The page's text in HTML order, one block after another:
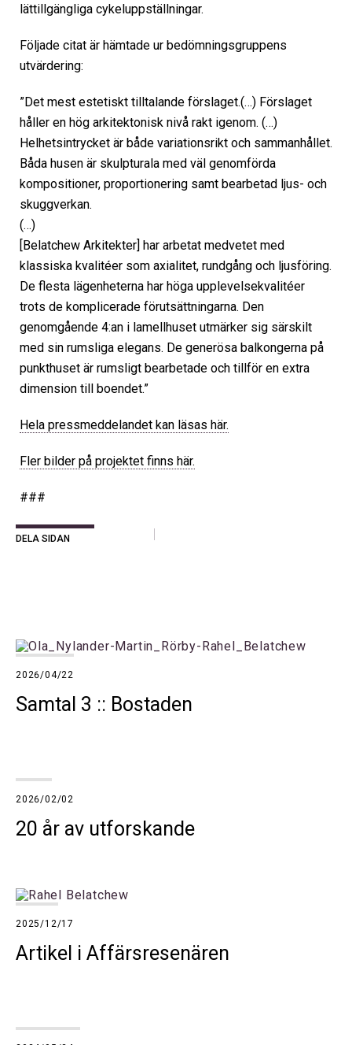
lättillgängliga cykeluppställningar.
Följade citat är hämtade ur bedömningsgruppens
utvärdering:
”Det mest estetiskt tilltalande förslaget.(…) Förslaget
håller en hög arkitektonisk nivå rakt igenom. (…)
Helhetsintrycket är både variationsrikt och sammanhållet.
Båda husen är skulpturala med väl genomförda
kompositioner, proportionering samt bearbetad ljus- och
skuggverkan.
(…)
[Belatchew Arkitekter] har arbetat medvetet med
klassiska kvalitéer som axialitet, rundgång och ljusföring.
De flesta lägenheterna har höga upplevelsekvalitéer
trots de komplicerade förutsättningarna. Den
genomgående 4:an i lamellhuset utmärker sig särskilt
med sin rumsliga elegans. De generösa balkongerna på
punkthuset är rumsligt bearbetade och tillför en extra
dimension till boendet.”
Hela pressmeddelandet kan läsas här.
Fler bilder på projektet finns här.
###
DELA SIDAN
2026/04/22
Samtal 3 :: Bostaden
2026/02/02
20 år av utforskande
2025/12/17
Artikel i Affärsresenären